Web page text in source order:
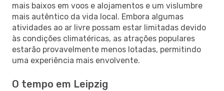
mais baixos em voos e alojamentos e um vislumbre
mais autêntico da vida local. Embora algumas
atividades ao ar livre possam estar limitadas devido
às condições climatéricas, as atrações populares
estarão provavelmente menos lotadas, permitindo
uma experiência mais envolvente.
O tempo em Leipzig